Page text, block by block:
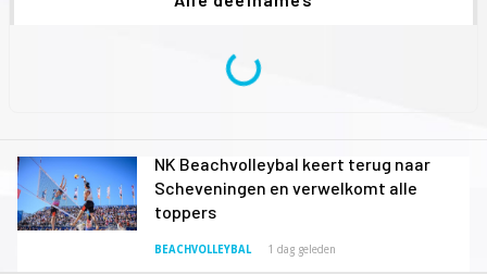
NK Beachvolleybal keert terug naar
Scheveningen en verwelkomt alle
toppers
BEACHVOLLEYBAL 1 dag geleden